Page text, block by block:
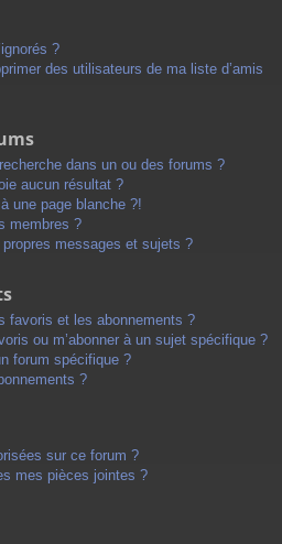
?
des utilisateurs de ma liste d’amis
dans un ou des forums ?
aucun résultat ?
une page blanche ?!
membres ?
messages et sujets ?
favoris et les abonnements ?
ou m’abonner à un sujet spécifique ?
forum spécifique ?
?
sur ce forum ?
mes pièces jointes ?